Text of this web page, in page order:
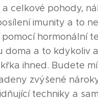
celkové pohody,
imunity a to
hormonální
a to kdykoliv
ihned. Budete
zvýšené
techniky a